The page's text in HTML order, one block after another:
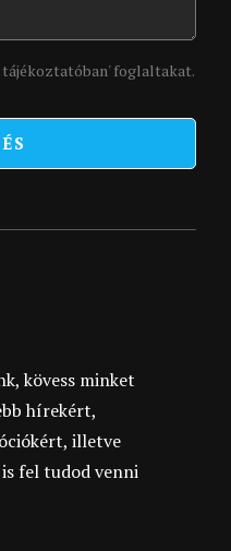
tájékoztatóban' foglaltakat.
kövess minket
hírekért,
illetve
fel tudod venni